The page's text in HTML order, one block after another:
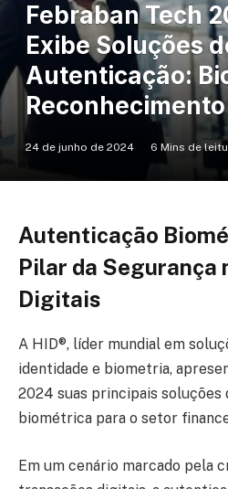
Febraban Tech
Exibe Soluções
Autenticação:
24 de junho de 2024 6 Mins de
Autenticação
Pilar da Segurança
Digitais
A HID®, líder mundial em
identidade e biometria,
2024 suas principais soluções
biométrica para o setor
Em um cenário marcado pela